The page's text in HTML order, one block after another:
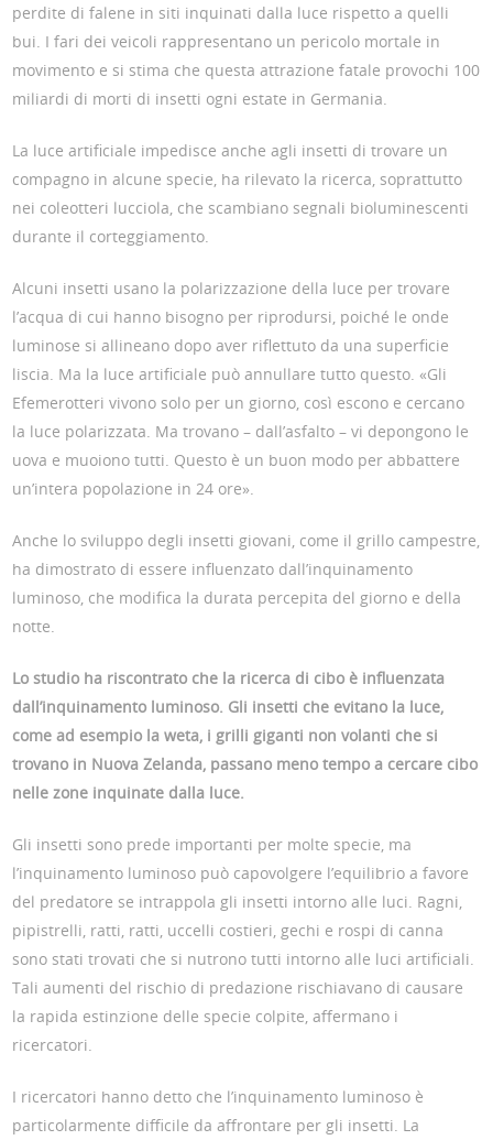
perdite di falene in siti inquinati dalla luce rispetto a quelli
bui. I fari dei veicoli rappresentano un pericolo mortale in
movimento e si stima che questa attrazione fatale provochi 100
miliardi di morti di insetti ogni estate in Germania.
La luce artificiale impedisce anche agli insetti di trovare un
compagno in alcune specie, ha rilevato la ricerca, soprattutto
nei coleotteri lucciola, che scambiano segnali bioluminescenti
durante il corteggiamento.
Alcuni insetti usano la polarizzazione della luce per trovare
l’acqua di cui hanno bisogno per riprodursi, poiché le onde
luminose si allineano dopo aver riflettuto da una superficie
liscia. Ma la luce artificiale può annullare tutto questo. «Gli
Efemerotteri vivono solo per un giorno, così escono e cercano
la luce polarizzata. Ma trovano – dall’asfalto – vi depongono le
uova e muoiono tutti. Questo è un buon modo per abbattere
un’intera popolazione in 24 ore».
Anche lo sviluppo degli insetti giovani, come il grillo campestre,
ha dimostrato di essere influenzato dall’inquinamento
luminoso, che modifica la durata percepita del giorno e della
notte.
Lo studio ha riscontrato che la ricerca di cibo è influenzata
dall’inquinamento luminoso. Gli insetti che evitano la luce,
come ad esempio la weta, i grilli giganti non volanti che si
trovano in Nuova Zelanda, passano meno tempo a cercare cibo
nelle zone inquinate dalla luce.
Gli insetti sono prede importanti per molte specie, ma
l’inquinamento luminoso può capovolgere l’equilibrio a favore
del predatore se intrappola gli insetti intorno alle luci. Ragni,
pipistrelli, ratti, ratti, uccelli costieri, gechi e rospi di canna
sono stati trovati che si nutrono tutti intorno alle luci artificiali.
Tali aumenti del rischio di predazione rischiavano di causare
la rapida estinzione delle specie colpite, affermano i
ricercatori.
I ricercatori hanno detto che l’inquinamento luminoso è
particolarmente difficile da affrontare per gli insetti. La